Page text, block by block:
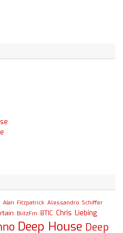
Alan Fitzpatrick Alessandro Schiffer
BlitzFm BTIC Chris Liebing
Deep House Deep